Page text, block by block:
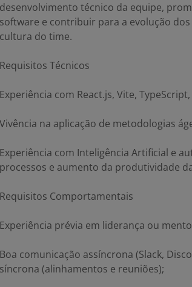
desenvolvimento técnico da equipe,
software e contribuir para a evolução
cultura do time.
Requisitos Técnicos
Experiência com React.js, Vite, TypeScript,
Vivência na aplicação de metodologias
Experiência com Inteligência Artificial e
processos e aumento da produtividade
Requisitos Comportamentais
Experiência prévia em liderança ou
Boa comunicação assíncrona (Slack,
síncrona (alinhamentos e reuniões);